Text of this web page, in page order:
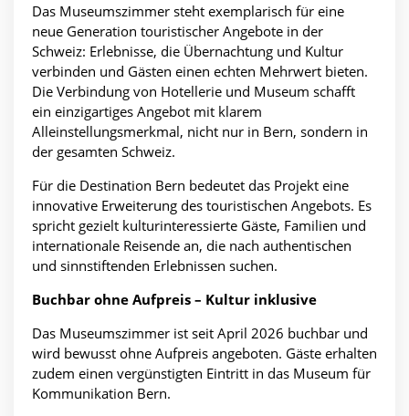
Das Museumszimmer steht exemplarisch für eine
neue Generation touristischer Angebote in der
Schweiz: Erlebnisse, die Übernachtung und Kultur
verbinden und Gästen einen echten Mehrwert bieten.
Die Verbindung von Hotellerie und Museum schafft
ein einzigartiges Angebot mit klarem
Alleinstellungsmerkmal, nicht nur in Bern, sondern in
der gesamten Schweiz.
Für die Destination Bern bedeutet das Projekt eine
innovative Erweiterung des touristischen Angebots. Es
spricht gezielt kulturinteressierte Gäste, Familien und
internationale Reisende an, die nach authentischen
und sinnstiftenden Erlebnissen suchen.
Buchbar ohne Aufpreis – Kultur inklusive
Das Museumszimmer ist seit April 2026 buchbar und
wird bewusst ohne Aufpreis angeboten. Gäste erhalten
zudem einen vergünstigten Eintritt in das Museum für
Kommunikation Bern.